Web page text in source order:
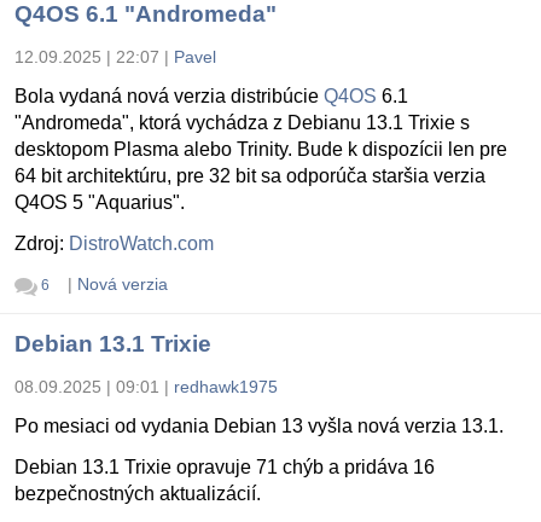
Q4OS 6.1 "Andromeda"
12.09.2025 | 22:07 | Pavel
Bola vydaná nová verzia distribúcie Q4OS 6.1
"Andromeda", ktorá vychádza z Debianu 13.1 Trixie s
desktopom Plasma alebo Trinity. Bude k dispozícii len pre
64 bit architektúru, pre 32 bit sa odporúča staršia verzia
Q4OS 5 "Aquarius".
Zdroj: DistroWatch.com
6 | Nová verzia
Debian 13.1 Trixie
08.09.2025 | 09:01 | redhawk1975
Po mesiaci od vydania Debian 13 vyšla nová verzia 13.1.
Debian 13.1 Trixie opravuje 71 chýb a pridáva 16
bezpečnostných aktualizácií.